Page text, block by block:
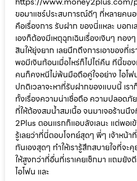
ขอมาแชร์ประสบการณ์ดีๆ ที่หลายคน
คือเรื่องการ รับฝาก ของนี่แหละ บอกเ
เองก็ต้องมีเหตุฉุกเฉินเรื่องเงินๆ ทอ
สินให้ยุ่งยาก เลยนึกถึงการเอาของที่เ
พอมีเงินก้อนเมื่อไหร่ก็ไปไถ่คืน ทีนี้ขอ
คนก็คงหนีไม่พ้นมือถือคู่ใจอย่าง ไอโฟ
ปกติเวลาจะหาที่รับฝากของแบบนี้ เรา
ทั้งเรื่องความน่าเชื่อถือ ความปลอด
ที่ให้ต้องสมน้ำสมเนื้อ จนมาเจอร้านนึ
2Plus ตอนแรกก็แอบลังเลนะ แต่พอเ
รู้เลยว่าที่นี่ตอบโจทย์สุดๆ พี่ๆ เจ้าหน้า
กันเองสุดๆ ทำให้เรารู้สึกสบายใจที่จะ
ให้สูงกว่าที่อื่นที่เราเคยเช็กมา แถมยั
ไอโฟน และ